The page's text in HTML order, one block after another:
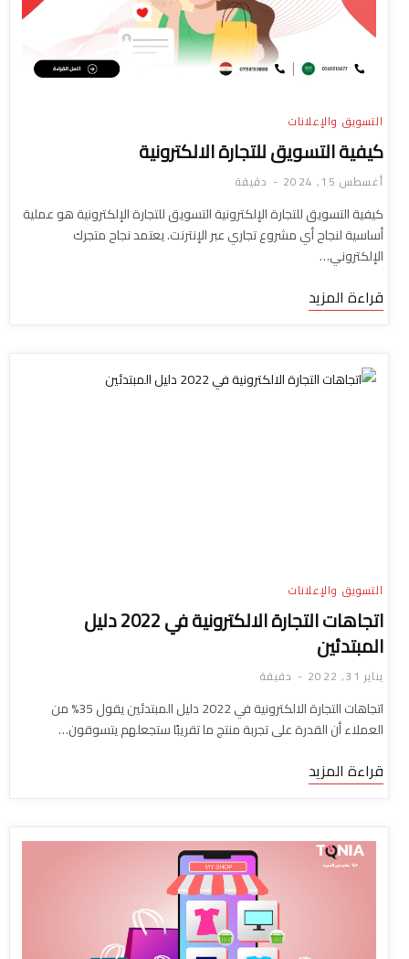
التسويق والإعلانات
كيفية التسويق للتجارة الالكترونية
أغسطس 15, 2024 دقيقة
كيفية التسويق للتجارة الإلكترونية التسويق للتجارة الإلكترونية هو عملية
أساسية لنجاح أي مشروع تجاري عبر الإنترنت. يعتمد نجاح متجرك
الإلكتروني…
قراءة المزيد
التسويق والإعلانات
اتجاهات التجارة الالكترونية في 2022 دليل
المبتدئين
يناير 31, 2022 دقيقة
اتجاهات التجارة الالكترونية في 2022 دليل المبتدئين يقول 35% من
العملاء أن القدرة على تجربة منتج ما تقريبًا ستجعلهم يتسوقون…
قراءة المزيد